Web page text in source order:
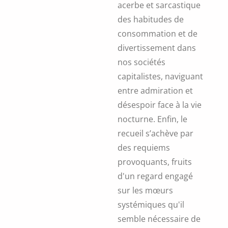
acerbe et sarcastique
des habitudes de
consommation et de
divertissement dans
nos sociétés
capitalistes, naviguant
entre admiration et
désespoir face à la vie
nocturne. Enfin, le
recueil s’achève par
des requiems
provoquants, fruits
d'un regard engagé
sur les mœurs
systémiques qu'il
semble nécessaire de